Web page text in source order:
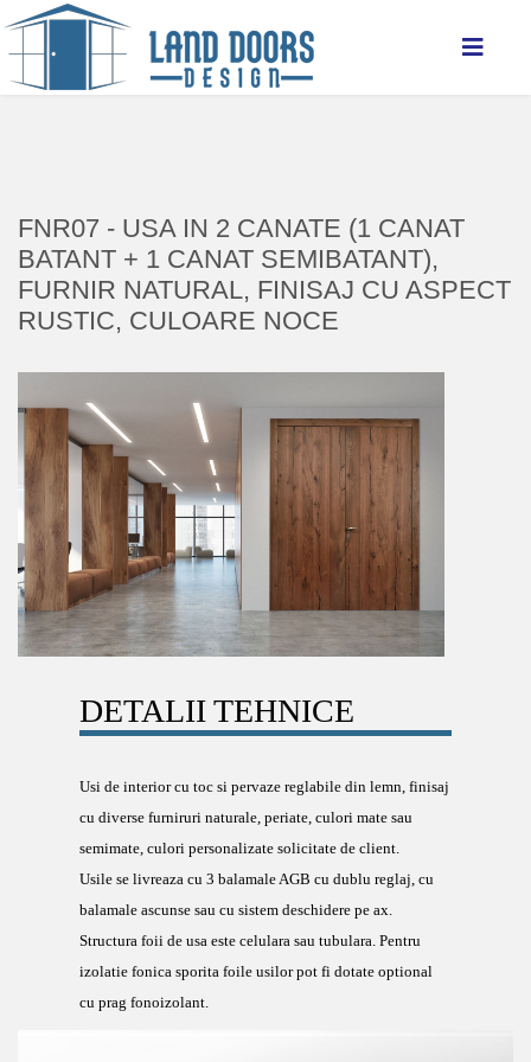
FNR07 - USA IN 2 CANATE (1 CANAT
BATANT + 1 CANAT SEMIBATANT),
FURNIR NATURAL, FINISAJ CU ASPECT
RUSTIC, CULOARE NOCE
DETALII TEHNICE
Usi de interior cu toc si pervaze reglabile din lemn, finisaj
cu diverse furniruri naturale, periate, culori mate sau
semimate, culori personalizate solicitate de client.
Usile se livreaza cu 3 balamale AGB cu dublu reglaj, cu
balamale ascunse sau cu sistem deschidere pe ax.
Structura foii de usa este celulara sau tubulara. Pentru
izolatie fonica sporita foile usilor pot fi dotate optional
cu prag fonoizolant.